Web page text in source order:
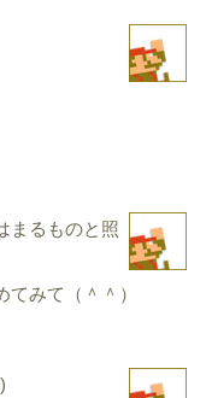
まるものと照
みて（＾＾）